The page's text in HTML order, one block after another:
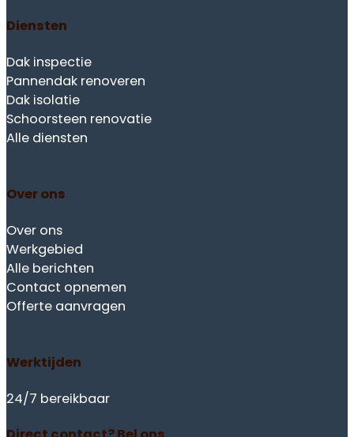
Direct contact? Bel ons
Bel: 085 060 5533
Copyright 2026 © DLR Vastgoedonderhoud